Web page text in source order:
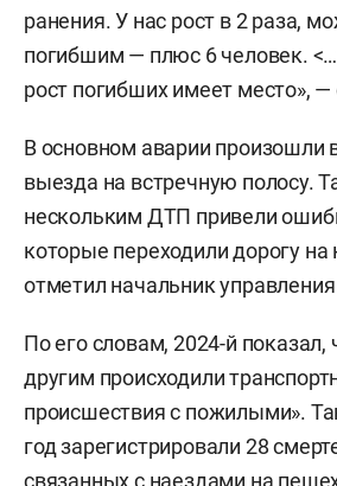
ранения. У нас рост в 2 раза,
погибшим — плюс 6 человек.
рост погибших имеет место», —
В основном аварии произошли
выезда на встречную полосу.
нескольким ДТП привели
которые переходили дорогу на
отметил начальник
По его словам, 2024-й показал,
другим происходили
происшествия с пожилыми».
год зарегистрировали 28
связанных с наездами на